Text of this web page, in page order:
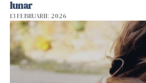
lunar
13 FEBRUARIE 2026